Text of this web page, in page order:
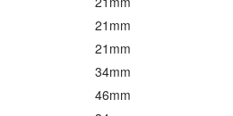
21mm
21mm
34mm
46mm